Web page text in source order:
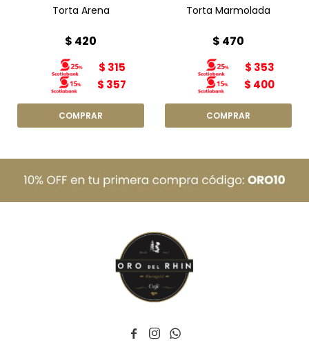
Torta Arena
$ 420
$ 315
$ 357
Torta Marmolada
$ 470
$ 353
$ 400
  